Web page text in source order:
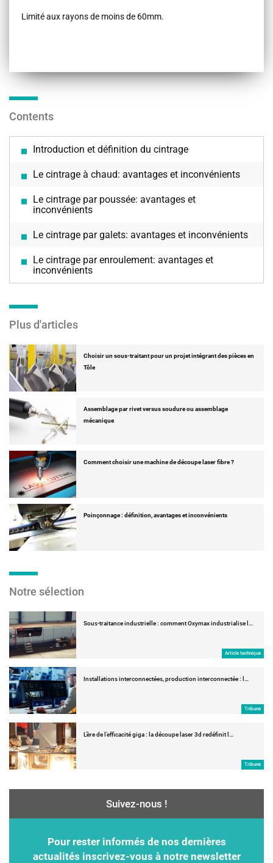
Limité aux rayons de moins de 60mm.
Contents
Introduction et définition du cintrage
Le cintrage à chaud: avantages et inconvénients
Le cintrage par poussée: avantages et
inconvénients
Le cintrage par galets: avantages et inconvénients
Le cintrage par enroulement: avantages et
inconvénients
Plus d'articles
Choisir un sous-traitant pour un projet intégrant des pièces en
Tôle
Assemblage par rivet versus soudure ou assemblage
mécanique
Comment choisir une machine de découpe laser fibre ?
Poinçonnage : définition, avantages et inconvénients
Notre sélection
Sous-traitance industrielle : comment Oxymax industrialise l…
Article technique
Installations interconnectées, production interconnectée : l…
Tribune
L’ère de l’efficacité giga : la découpe laser 3d redéfinit l…
Tribune
Suivez-nous !
Pour rester informés de nos dernières
actualités inscrivez-vous à notre newsletter